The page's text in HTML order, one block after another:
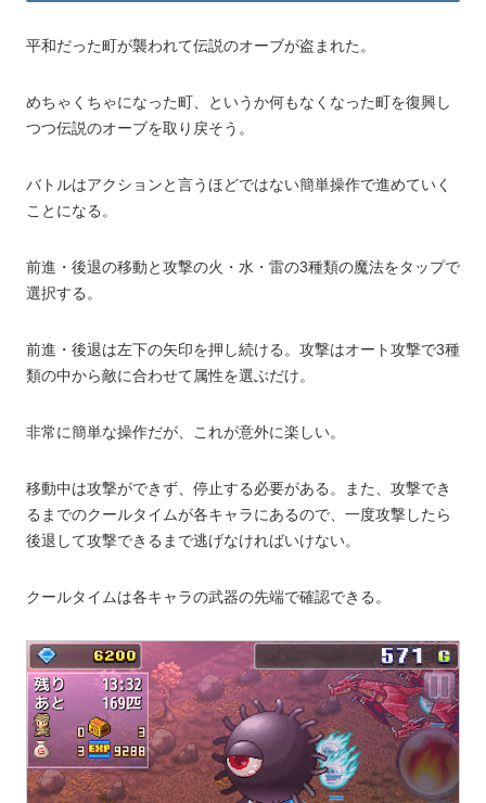
平和だった町が襲われて伝説のオーブが盗まれた。
めちゃくちゃになった町、というか何もなくなった町を復興し
つつ伝説のオーブを取り戻そう。
バトルはアクションと言うほどではない簡単操作で進めていく
ことになる。
前進・後退の移動と攻撃の火・水・雷の3種類の魔法をタップで
選択する。
前進・後退は左下の矢印を押し続ける。攻撃はオート攻撃で3種
類の中から敵に合わせて属性を選ぶだけ。
非常に簡単な操作だが、これが意外に楽しい。
移動中は攻撃ができず、停止する必要がある。また、攻撃でき
るまでのクールタイムが各キャラにあるので、一度攻撃したら
後退して攻撃できるまで逃げなければいけない。
クールタイムは各キャラの武器の先端で確認できる。